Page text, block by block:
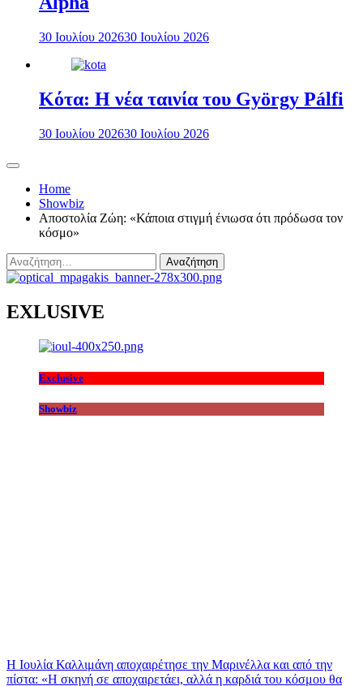
30 Ιουλίου 202630 Ιουλίου 2026
Κότα: Η νέα ταινία του György Pálfi
30 Ιουλίου 202630 Ιουλίου 2026
Home
Showbiz
Αποστολία Ζώη: «Κάποια στιγμή ένιωσα ότι πρόδωσα τον
κόσμο»
Αναζήτηση
για:
EXLUSIVE
Exclusive
Showbiz
Η Ιουλία Καλλιμάνη αποχαιρέτησε την Μαρινέλλα και από την
πίστα: «H σκηνή σε αποχαιρετάει, αλλά η καρδιά του κόσμου θα